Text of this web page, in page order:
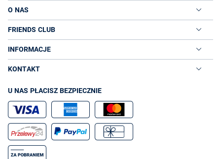
O NAS
FRIENDS CLUB
INFORMACJE
KONTAKT
U NAS PŁACISZ BEZPIECZNIE